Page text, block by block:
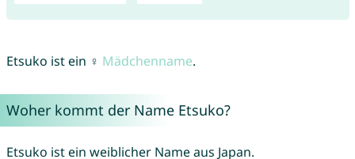
Etsuko ist ein ♀ Mädchenname.
Woher kommt der Name Etsuko?
Etsuko ist ein weiblicher Name aus Japan.